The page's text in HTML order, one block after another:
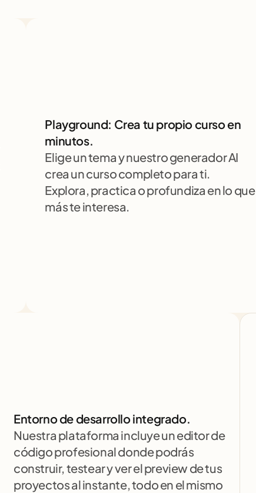
Playground: Crea tu propio curso en
minutos.
Elige un tema y nuestro generador AI
crea un curso completo para ti.
Explora, practica o profundiza en lo que
más te interesa.
Entorno de desarrollo integrado.
Nuestra plataforma incluye un editor de
código profesional donde podrás
construir, testear y ver el preview de tus
proyectos al instante, todo en el mismo